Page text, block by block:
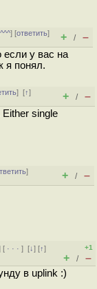
^^^] [ответить]
+ / –
если у вас на
я понял.
][↑]
+ / –
single
]
+ / –
[ · · ·][↓] [↑]
+1
+ / –
в uplink :)